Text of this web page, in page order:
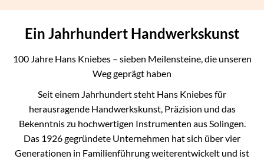
Ein Jahrhundert Handwerkskunst
100 Jahre Hans Kniebes – sieben Meilensteine, die unseren
Weg geprägt haben
Seit einem Jahrhundert steht Hans Kniebes für
herausragende Handwerkskunst, Präzision und das
Bekenntnis zu hochwertigen Instrumenten aus Solingen.
Das 1926 gegründete Unternehmen hat sich über vier
Generationen in Familienführung weiterentwickelt und ist